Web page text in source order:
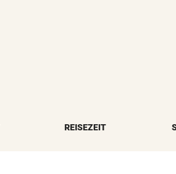
REISEZEIT